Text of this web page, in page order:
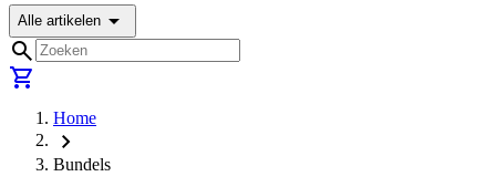
Alle artikelen arrow_drop_down
search
shopping_cart
Home
chevron_right
Bundels